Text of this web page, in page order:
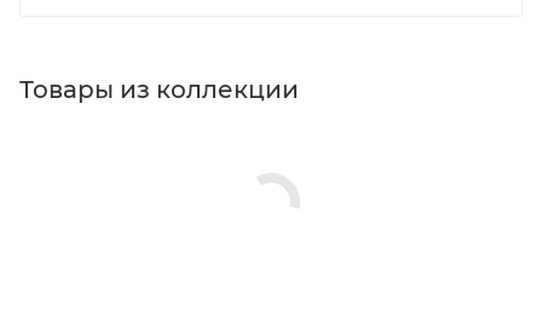
Товары из коллекции